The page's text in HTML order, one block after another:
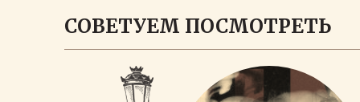
СОВЕТУЕМ ПОСМОТРЕТЬ